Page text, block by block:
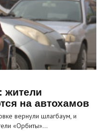
жители
на автохамов
вернули шлагбаум, и
«Орбиты»…